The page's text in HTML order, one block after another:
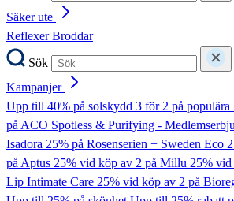
Säker ute
ReflexerBroddar
Sök
Kampanjer
Upp till 40% på solskydd 3 för 2 på
på ACO Spotless & Purifying -
Isadora 25% på Rosenserien + Sweden Eco
på Aptus 25% vid köp av 2 på Millu 25% vid
Lip Intimate Care 25% vid köp av 2 på